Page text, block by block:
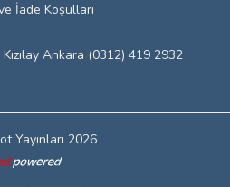
İade Koşulları
Ankara (0312) 419 2932
Yayınları 2026